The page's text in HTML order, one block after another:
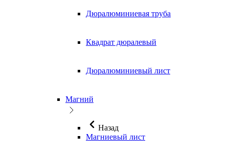
Дюралюминиевая труба
Квадрат дюралевый
Дюралюминиевый лист
Магний
Назад
Магниевый лист